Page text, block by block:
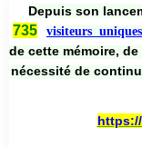
Depuis son
735
visiteurs uniques
de cette mémoire,
nécessité de